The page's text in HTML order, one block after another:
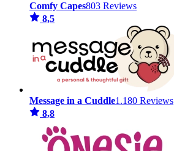
Comfy Capes803 Reviews
8,5
Message in a Cuddle1.180 Reviews
8,8